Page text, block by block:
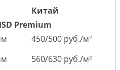
Китай
Premium
450/500 руб./м²
560/630 руб./м²